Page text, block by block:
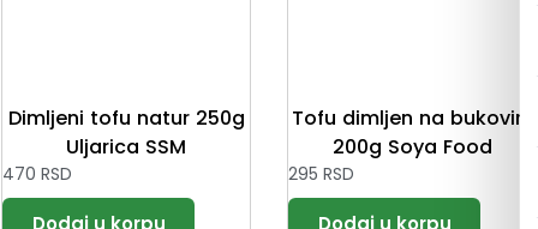
Dimljeni tofu natur 250g
Uljarica SSM
470 RSD
Tofu dimljen na bukovini
200g Soya Food
295 RSD